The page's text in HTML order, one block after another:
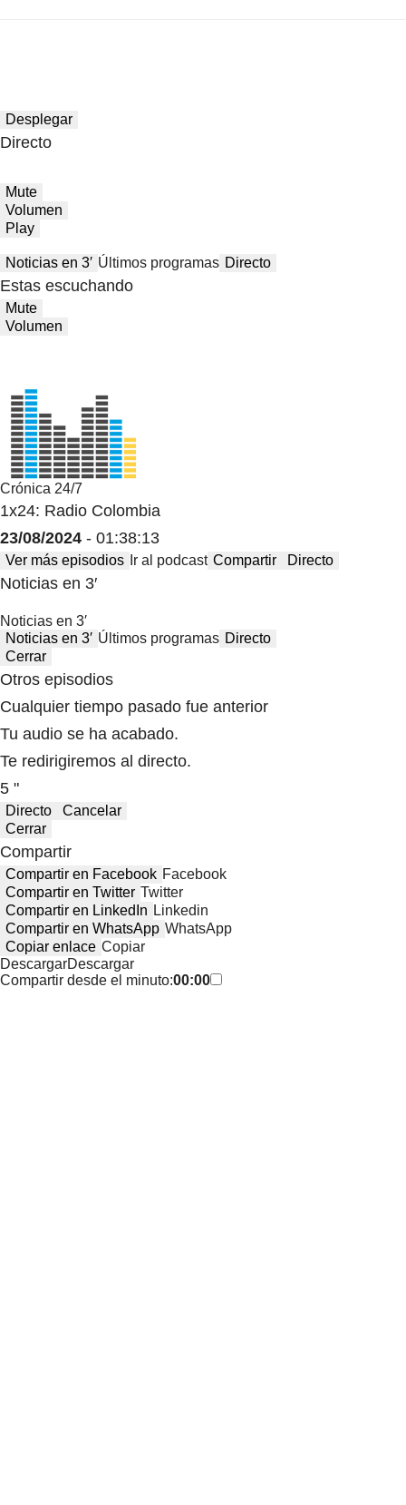
Desplegar
Directo
Mute
Volumen
Play
Noticias en 3′ Últimos programas Directo
Estas escuchando
Mute
Volumen
Crónica 24/7
1x24: Radio Colombia
23/08/2024 - 01:38:13
Ver más episodios Ir al podcast Compartir Directo
Noticias en 3′
Noticias en 3′
Noticias en 3′ Últimos programas Directo
Cerrar
Otros episodios
Cualquier tiempo pasado fue anterior
Tu audio se ha acabado.
Te redirigiremos al directo.
5 "
Directo
Cancelar
Cerrar
Compartir
Compartir en Facebook Facebook
Compartir en Twitter Twitter
Compartir en LinkedIn Linkedin
Compartir en WhatsApp WhatsApp
Copiar enlace Copiar
DescargarDescargar
Compartir desde el minuto:00:00